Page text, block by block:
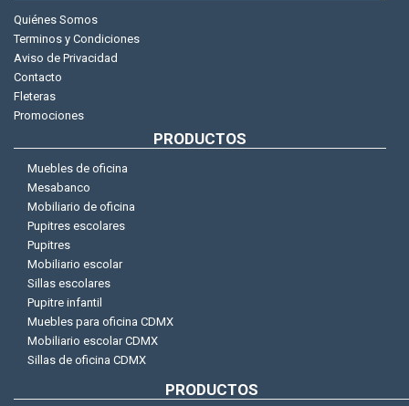
Quiénes Somos
Terminos y Condiciones
Aviso de Privacidad
Contacto
Fleteras
Promociones
PRODUCTOS
Muebles de oficina
Mesabanco
Mobiliario de oficina
Pupitres escolares
Pupitres
Mobiliario escolar
Sillas escolares
Pupitre infantil
Muebles para oficina CDMX
Mobiliario escolar CDMX
Sillas de oficina CDMX
PRODUCTOS